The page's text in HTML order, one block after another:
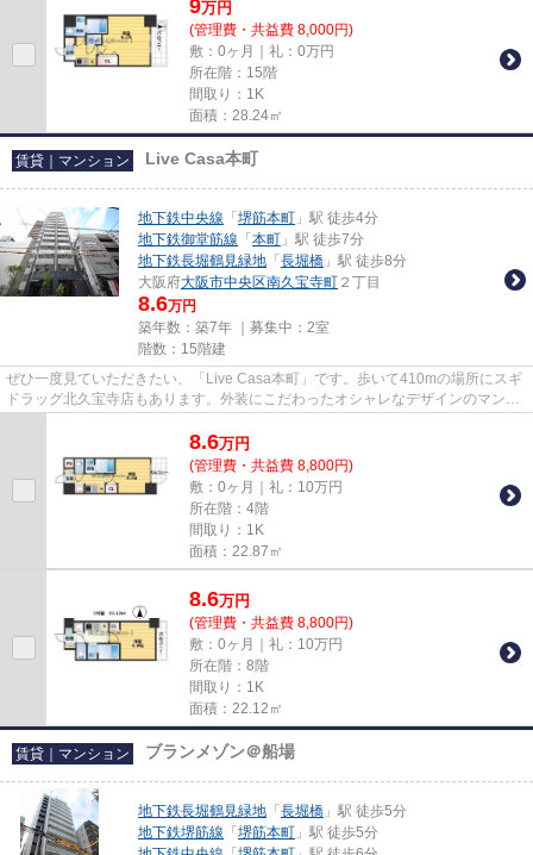
9万円
(管理費・共益費 8,000円)
敷：0ヶ月｜礼：0万円
所在階：15階
間取り：1K
面積：28.24㎡
賃貸｜マンション Live Casa本町
地下鉄中央線 「 堺筋本町 」駅 徒歩4分
地下鉄御堂筋線 「 本町 」駅 徒歩7分
地下鉄長堀鶴見緑地 「 長堀橋 」駅 徒歩8分
大阪府大阪市中央区南久宝寺町 ２丁目
8.6万円
築年数：築7年 ｜募集中： 2室
階数：15階建
ぜひ一度見ていただきたい、「Live Casa本町」です。歩いて410mの場所にスギ
ドラッグ北久宝寺店もあります。外装にこだわったオシャレなデザインのマンシ
8.6万円
(管理費・共益費 8,800円)
敷：0ヶ月｜礼：10万円
所在階：4階
間取り：1K
面積：22.87㎡
8.6万円
(管理費・共益費 8,800円)
敷：0ヶ月｜礼：10万円
所在階：8階
間取り：1K
面積：22.12㎡
賃貸｜マンション ブランメゾン＠船場
地下鉄長堀鶴見緑地 「 長堀橋 」駅 徒歩5分
地下鉄堺筋線 「 堺筋本町 」駅 徒歩5分